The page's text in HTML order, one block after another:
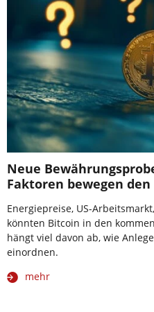
Neue
Faktoren bewegen
Energiepreise, US-
könnten Bitcoin in den
hängt viel davon ab, wie
einordnen.
mehr